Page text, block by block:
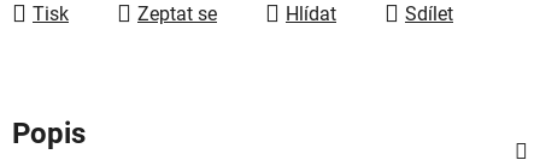
Tisk Zeptat se Hlídat Sdílet
Popis